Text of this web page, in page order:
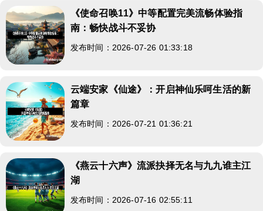
《使命召唤11》中等配置完美流畅体验指
南：畅快战斗不妥协
发布时间：2026-07-26 01:33:18
云端安家《仙途》：开启神仙乐呵生活的新
篇章
发布时间：2026-07-21 01:36:21
《燕云十六声》流派抉择无名与九九谁主江
湖
发布时间：2026-07-16 02:55:11